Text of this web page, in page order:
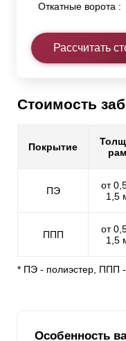
Откатные ворота :
Рассчитать
Стоимость
Покрытие
ПЭ
от
1,5
ППП
от
1,5
* ПЭ - полиэстер, ППП
Особенность